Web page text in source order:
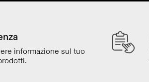
informazione sul tuo